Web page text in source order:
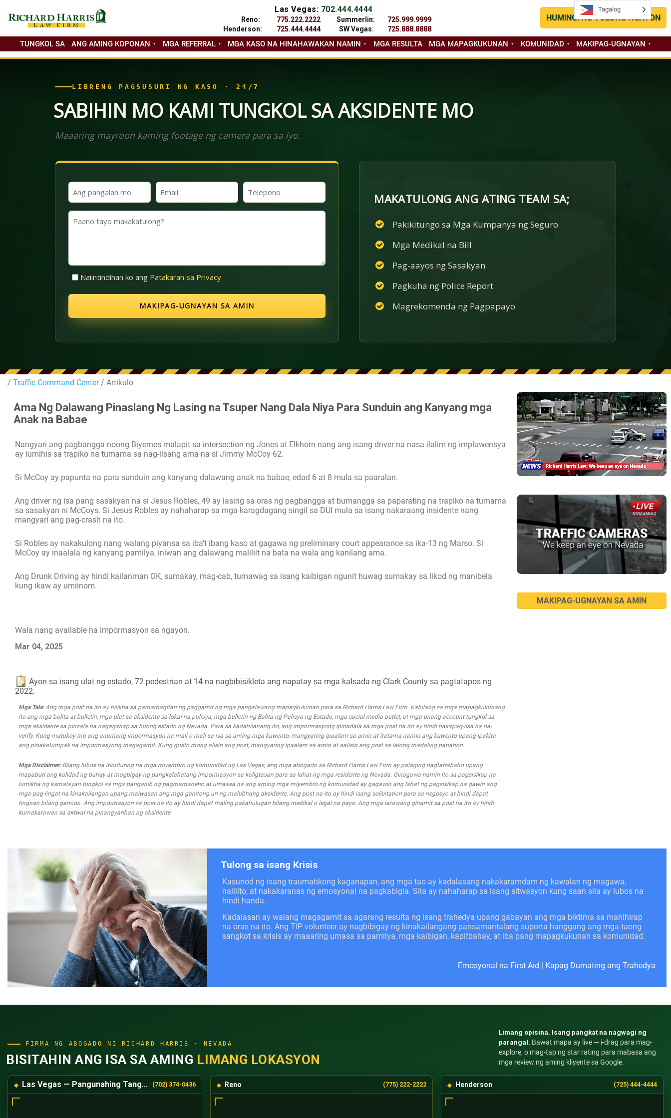
Las Vegas: 702.444.4444
Reno:
775.222.2222
Henderson:
725.444.4444
Summerlin:
725.999.9999
SW Vegas:
725.888.8888
HUMINGI NG TULONG NGAYON
TUNGKOL SA ANG AMING KOPONAN MGA REFERRAL MGA KASO NA HINAHAWAKAN NAMIN MGA RESULTA MGA MAPAGKUKUNAN KOMUNIDAD MAKIPAG-UGNAYAN
LIBRENG PAGSUSURI NG KASO · 24/7
SABIHIN MO KAMI TUNGKOL SA AKSIDENTE MO
Maaaring mayroon kaming footage ng camera para sa iyo.
Ang
Iyong
Pangalan
(Kinakailangan)
Email
(Kinakailangan)
Telepono
(Kinakailangan)
Paano
Walang
Naiintindihan ko ang Patakaran sa Privacy
MAKATULONG ANG ATING TEAM SA;
Pakikitungo sa Mga Kumpanya ng Seguro
Mga Medikal na Bill
Pag-aayos ng Sasakyan
Pagkuha ng Police Report
Magrekomenda ng Pagpapayo
/ Traffic Command Center/ Artikulo
Ama Ng Dalawang Pinaslang Ng Lasing na Tsuper Nang Dala Niya Para Sunduin ang Kanyang mga
Anak na Babae
Nangyari ang pagbangga noong Biyernes malapit sa intersection ng Jones at Elkhorn nang ang isang driver na nasa ilalim ng impluwensya
ay lumihis sa trapiko na tumama sa nag-iisang ama na si Jimmy McCoy 62.
Si McCoy ay papunta na para sunduin ang kanyang dalawang anak na babae, edad 6 at 8 mula sa paaralan.
Ang driver ng isa pang sasakyan na si Jesus Robles, 49 ay lasing sa oras ng pagbangga at bumangga sa paparating na trapiko na tumama
sa sasakyan ni McCoys. Si Jesus Robles ay nahaharap sa mga karagdagang singil sa DUI mula sa isang nakaraang insidente nang
mangyari ang pag-crash na ito.
Si Robles ay nakakulong nang walang piyansa sa iba't ibang kaso at gagawa ng preliminary court appearance sa ika-13 ng Marso. Si
McCoy ay inaalala ng kanyang pamilya, iniwan ang dalawang maliliit na bata na wala ang kanilang ama.
Ang Drunk Driving ay hindi kailanman OK, sumakay, mag-cab, tumawag sa isang kaibigan ngunit huwag sumakay sa likod ng manibela
kung ikaw ay umiinom.
Wala nang available na impormasyon sa ngayon.
Mar 04, 2025
Ayon sa isang ulat ng estado, 72 pedestrian at 14 na nagbibisikleta ang napatay sa mga kalsada ng Clark County sa pagtatapos ng
2022.
Mga Tala:Ang mga post na ito ay nilikha sa pamamagitan ng paggamit ng mga pangalawang mapagkukunan para sa Richard Harris Law Firm. Kabilang sa mga mapagkukunang
ito ang mga balita at bulletin, mga ulat sa aksidente sa lokal na pulisya, mga bulletin ng Balita ng Pulisya ng Estado, mga social media outlet, at mga unang account tungkol sa
mga aksidente sa pinsala na nagaganap sa buong estado ng Nevada. Para sa kadahilanang ito, ang impormasyong ipinadala sa mga post na ito ay hindi nakapag-iisa na na-
verify. Kung matukoy mo ang anumang impormasyon na mali o mali sa isa sa aming mga kuwento, mangyaring ipaalam sa amin at itatama namin ang kuwento upang ipakita
ang pinakatumpak na impormasyong magagamit. Kung gusto mong alisin ang post, mangyaring ipaalam sa amin at aalisin ang post sa lalong madaling panahon.
Mga Disclaimer:Bilang lubos na itinuturing na mga miyembro ng komunidad ng Las Vegas, ang mga abogado sa Richard Harris Law Firm ay palaging nagtatrabaho upang
mapabuti ang kalidad ng buhay at magbigay ng pangkalahatang impormasyon sa kaligtasan para sa lahat ng mga residente ng Nevada. Ginagawa namin ito sa pagsisikap na
lumikha ng kamalayan tungkol sa mga panganib ng pagmamaneho at umaasa na ang aming mga miyembro ng komunidad ay gagawin ang lahat ng pagsisikap na gawin ang
mga pag-iingat na kinakailangan upang maiwasan ang mga ganitong uri ng malubhang aksidente. Ang post na ito ay hindi isang solicitation para sa negosyo at hindi dapat
tingnan bilang ganoon. Ang impormasyon sa post na ito ay hindi dapat maling pakahulugan bilang medikal o legal na payo. Ang mga larawang ginamit sa post na ito ay hindi
kumakatawan sa aktwal na pinangyarihan ng aksidente.
MAKIPAG-UGNAYAN SA AMIN
Tulong sa isang Krisis
Kasunod ng isang traumatikong kaganapan, ang mga tao ay kadalasang nakakaramdam ng kawalan ng magawa,
nalilito, at nakakaranas ng emosyonal na pagkabigla. Sila ay nahaharap sa isang sitwasyon kung saan sila ay lubos na
hindi handa.
Kadalasan ay walang magagamit sa agarang resulta ng isang trahedya upang gabayan ang mga biktima sa mahihirap
na oras na ito. Ang TIP volunteer ay nagbibigay ng kinakailangang pansamantalang suporta hanggang ang mga taong
sangkot sa krisis ay maaaring umasa sa pamilya, mga kaibigan, kapitbahay, at iba pang mapagkukunan sa komunidad.
Emosyonal na First Aid Kapag Dumating ang Trahedya
FIRMA NG ABOGADO NI RICHARD HARRIS · NEVADA
BISITAHIN ANG ISA SA AMING LIMANG LOKASYON
Limang opisina. Isang pangkat na nagwagi ng
parangal. Bawat mapa ay live — i-drag para mag-
explore, o mag-tap ng star rating para mabasa ang
mga review ng aming kliyente sa Google.
Las Vegas — Pangunahing Tanggapan (702) 374-0436 Reno (775) 222-2222 Henderson (725) 444-4444
Tagalog
Tagalog